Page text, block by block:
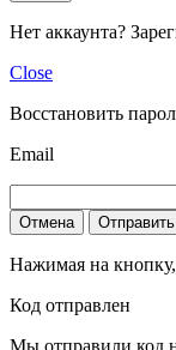
Нет аккаунта?
Close
Восстановить
Email
Отмена
Нажимая на
Код отправлен
Мы отправили код